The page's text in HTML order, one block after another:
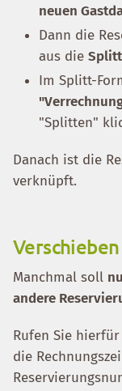
neuen
Dann die
aus die
Im Splitt-
"Splitten"
Danach ist die
verknüpft.
Manchmal soll
andere
Rufen Sie
die